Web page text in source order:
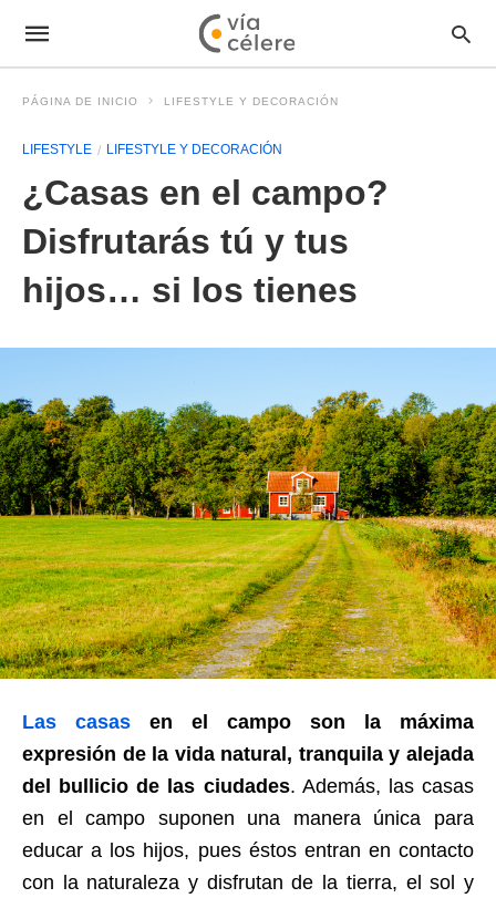
PÁGINA DE INICIO LIFESTYLE Y DECORACIÓN
LIFESTYLE LIFESTYLE Y DECORACIÓN
¿Casas en el campo?
Disfrutarás tú y tus
hijos… si los tienes
Las casas en el campo son la máxima
expresión de la vida natural, tranquila y alejada
del bullicio de las ciudades. Además, las casas
en el campo suponen una manera única para
educar a los hijos, pues éstos entran en contacto
con la naturaleza y disfrutan de la tierra, el sol y